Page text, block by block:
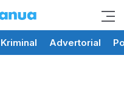
yang
Advertorial